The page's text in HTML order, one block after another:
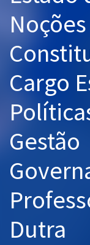
Mentorias
Questões grátis
Aprovados
Cargo
Gestão
Dutra